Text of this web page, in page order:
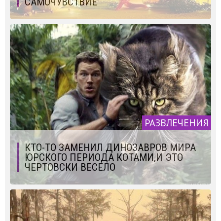
РАЗВЛЕЧЕНИЯ
КТО-ТО ЗАМЕНИЛ ДИНОЗАВРОВ МИРА
ЮРСКОГО ПЕРИОДА КОТАМИ,И ЭТО
ЧЕРТОВСКИ ВЕСЕЛО